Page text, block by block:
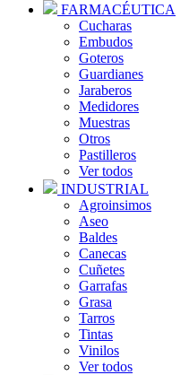
FARMACÉUTICA
Cucharas
Embudos
Goteros
Guardianes
Jaraberos
Medidores
Muestras
Otros
Pastilleros
Ver todos
INDUSTRIAL
Agroinsimos
Aseo
Baldes
Canecas
Cuñetes
Garrafas
Grasa
Tarros
Tintas
Vinilos
Ver todos